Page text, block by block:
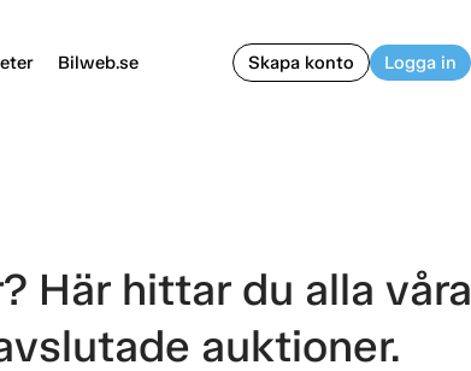
Bilweb.se Skapa konto Logga in
Här hittar du alla våra
auktioner.